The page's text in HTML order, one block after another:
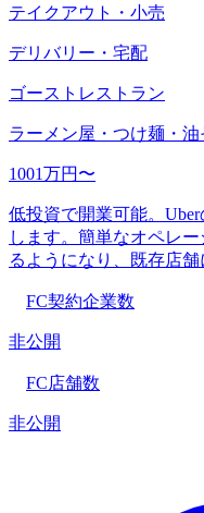
テイクアウト・小売
デリバリー・宅配
ゴーストレストラン
ラーメン屋・つけ麺・油
1001万円〜
低投資で開業可能。
します。簡単なオペレ
るようになり、既存店舗
FC契約企業数
非公開
FC店舗数
非公開